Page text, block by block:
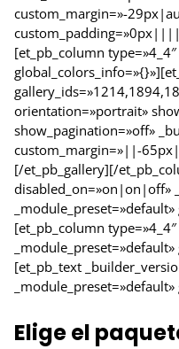
custom_margin=»-
[et_pb_column
orientation=»portrait»
show_pagination=»off»
custom_margin=»||-
[/et_pb_gallery][/
disabled_on=»on|on|off»
[et_pb_column
[et_pb_text
Elige el